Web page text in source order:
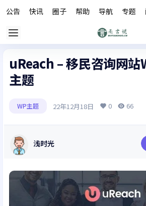
公告 快讯 圈子 帮助 导航 专题
uReach – 移民咨询网
主题
WP主题 22年12月18日 0 66
浅时光